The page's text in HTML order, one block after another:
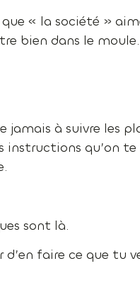
« la société »
bien dans le
jamais à suivre les
instructions qu’on
sont là.
d’en faire ce que tu